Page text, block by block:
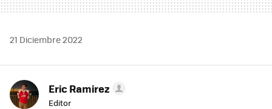
21 Diciembre 2022
Eric Ramirez
Editor